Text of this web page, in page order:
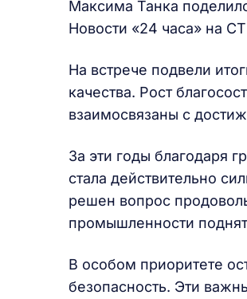
Максима Танка
Новости «24 часа» на
На встрече подвели
качества. Рост
взаимосвязаны с
За эти годы благодаря
стала действительно
решен вопрос
промышленности
В особом приоритете
безопасность. Эти